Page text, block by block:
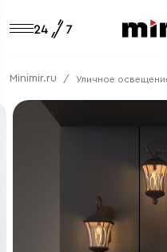
Minimir.ru Уличное